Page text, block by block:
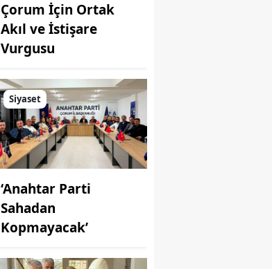
Çorum İçin Ortak
Akıl ve İstişare
Vurgusu
Siyaset
‘Anahtar Parti
Sahadan
Kopmayacak’